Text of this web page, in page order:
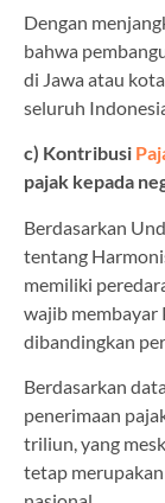
Dengan
bahwa
di Jawa atau
seluruh
c) Kontribusi
pajak kepada
Berdasarkan
tentang
memiliki
wajib membayar
dibandingkan
Berdasarkan data
penerimaan
triliun, yang
tetap